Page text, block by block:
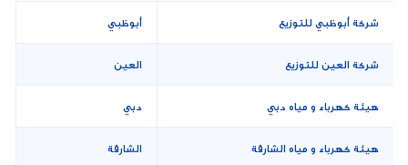
شركة أبوظبي للتوزيع أبوظبي
شركة العين للتوزيع العين
هيئة كهرباء و مياه دبي دبي
هيئة كهرباء و مياه الشارقة الشارقة